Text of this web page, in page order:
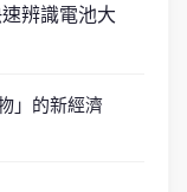
辨識電池大
」的新經濟